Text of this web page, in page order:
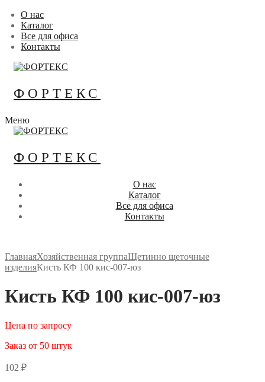
Перейти
содержимому
Меню
Закрыть
О нас
Каталог
Все для офиса
Контакты
ФОРТЕКС
Меню
ФОРТЕКС
О нас
Каталог
Все для офиса
Контакты
ГлавнаяХозяйственная группаЩетинно щеточные
изделияКисть КФ 100 кис-007-юз
Кисть КФ 100 кис-007-юз
Цена по запросу
Заказ от 50 штук
102 ₽